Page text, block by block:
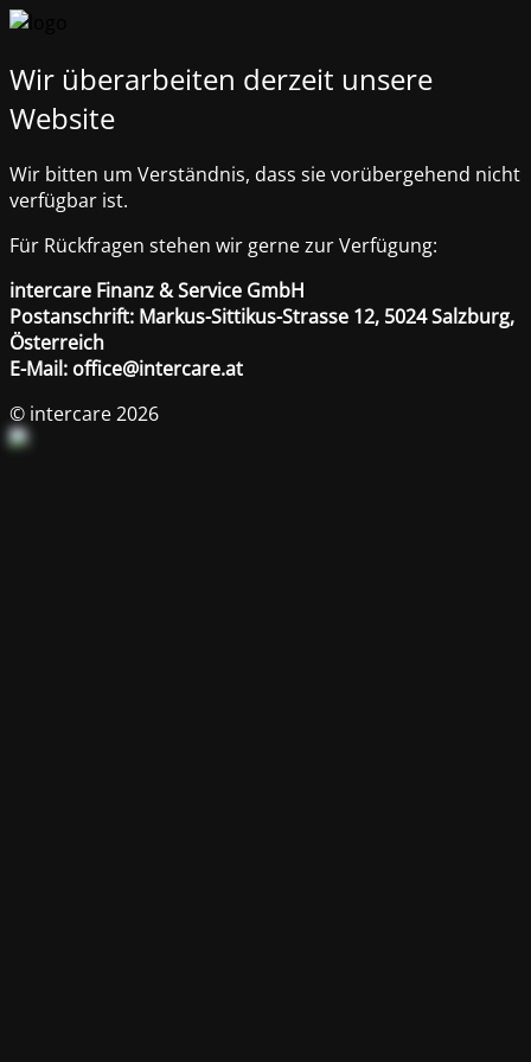
Wir überarbeiten derzeit unsere
Website
Wir bitten um Verständnis, dass sie vorübergehend nicht
verfügbar ist.
Für Rückfragen stehen wir gerne zur Verfügung:
intercare Finanz & Service GmbH
Postanschrift: Markus-Sittikus-Strasse 12, 5024 Salzburg,
Österreich
E-Mail: office@intercare.at
© intercare 2026